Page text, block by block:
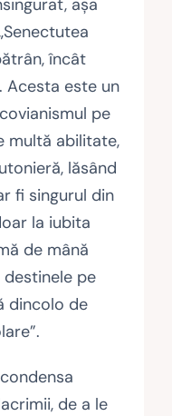
aşa
încât
Acesta este un
pe
multă abilitate,
lăsând
fi singurul din
la iubita
de mână
pe
dincolo de
de a le